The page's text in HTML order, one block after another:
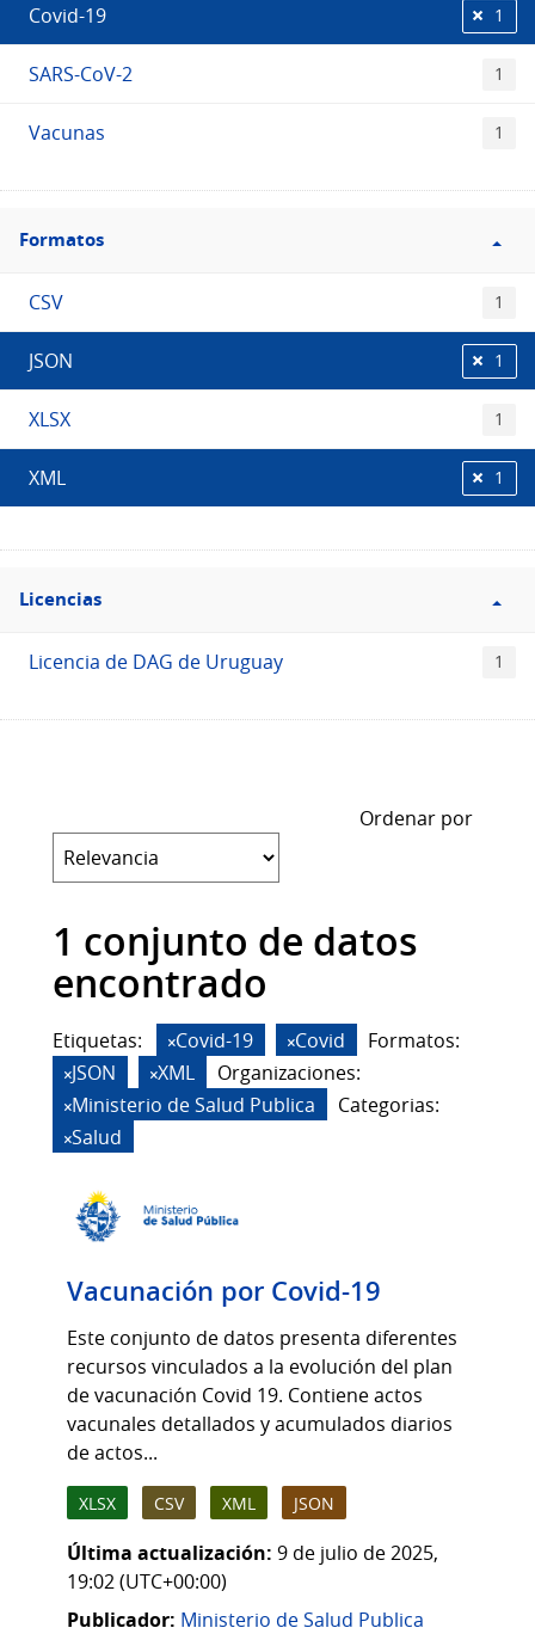
Covid-19 1
SARS-CoV-2 1
Vacunas 1
Filtro
Formatos
Formatos
CSV 1
JSON 1
XLSX 1
XML 1
Filtro
Licencias
Licencias
Licencia de DAG de Uruguay 1
Ordenar por
1 conjunto de datos
encontrado
Etiquetas: Covid-19 Covid
Formatos:
JSON
XML
Organizaciones:
Ministerio de Salud Publica
Categorias:
Salud
Vacunación por Covid-19
Este conjunto de datos presenta diferentes
recursos vinculados a la evolución del plan
de vacunación Covid 19. Contiene actos
vacunales detallados y acumulados diarios
de actos...
XLSX CSV XML JSON
Última actualización: 9 de julio de 2025,
19:02 (UTC+00:00)
Publicador: Ministerio de Salud Publica